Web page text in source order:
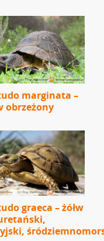
marginata –
obrzeżony
graeca – żółw